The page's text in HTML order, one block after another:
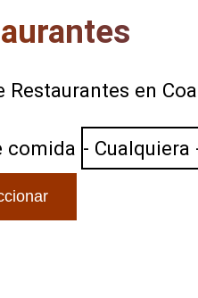
Restaurantes en
comida